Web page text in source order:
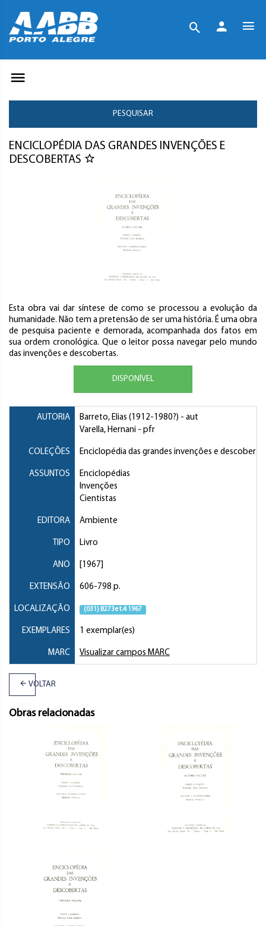
PESQUISAR
ENCICLOPÉDIA DAS GRANDES INVENÇÕES E
DESCOBERTAS
Esta obra vai dar síntese de como se processou a evolução da
humanidade. Não tem a pretensão de ser uma história. É uma obra
de pesquisa paciente e demorada, acompanhada dos fatos em
sua ordem cronológica. Que o leitor possa navegar pelo mundo
das invenções e descobertas.
DISPONÍVEL
AUTORIA Barreto, Elias (1912-1980?) - aut
Varella, Hernani - pfr
COLEÇÕES Enciclopédia das grandes invenções e
ASSUNTOS
Enciclopédias
Invenções
Cientistas
EDITORA Ambiente
TIPO Livro
ANO [1967]
EXTENSÃO 606-798 p.
LOCALIZAÇÃO (031) B273e t.4 1967
EXEMPLARES 1 exemplar(es)
MARC Visualizar campos MARC
VOLTAR
Obras relacionadas